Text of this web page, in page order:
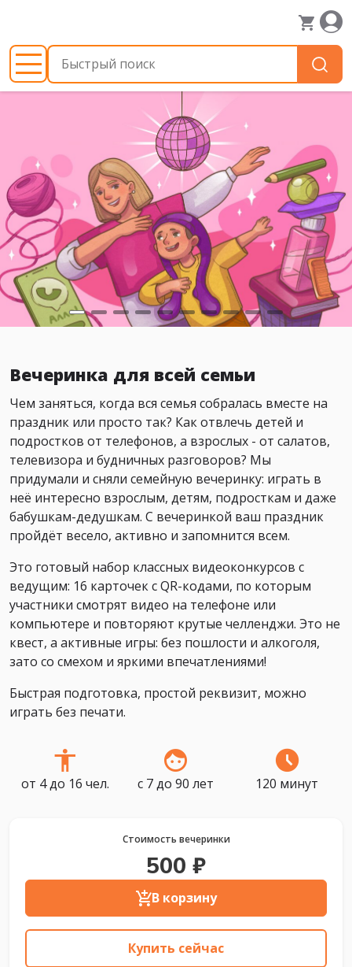
Вечеринка для всей семьи
Чем заняться, когда вся семья собралась вместе на
праздник или просто так? Как отвлечь детей и
подростков от телефонов, а взрослых - от салатов,
телевизора и будничных разговоров? Мы
придумали и сняли семейную вечеринку: играть в
неё интересно взрослым, детям, подросткам и даже
бабушкам-дедушкам. С вечеринкой ваш праздник
пройдёт весело, активно и запомнится всем.
Это готовый набор классных видеоконкурсов с
ведущим: 16 карточек с QR-кодами, по которым
участники смотрят видео на телефоне или
компьютере и повторяют крутые челленджи. Это не
квест, а активные игры: без пошлости и алкоголя,
зато со смехом и яркими впечатлениями!
Быстрая подготовка, простой реквизит, можно
играть без печати.
от 4 до 16 чел. с 7 до 90 лет 120 минут
Стоимость вечеринки
500 ₽
В корзину
Купить сейчас